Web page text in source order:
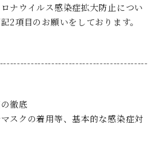
た本入学への特別措置
ナウイルス感染症拡大防止につい
2項目のお願いをしております。
の徹底
スクの着用等、基本的な感染症対